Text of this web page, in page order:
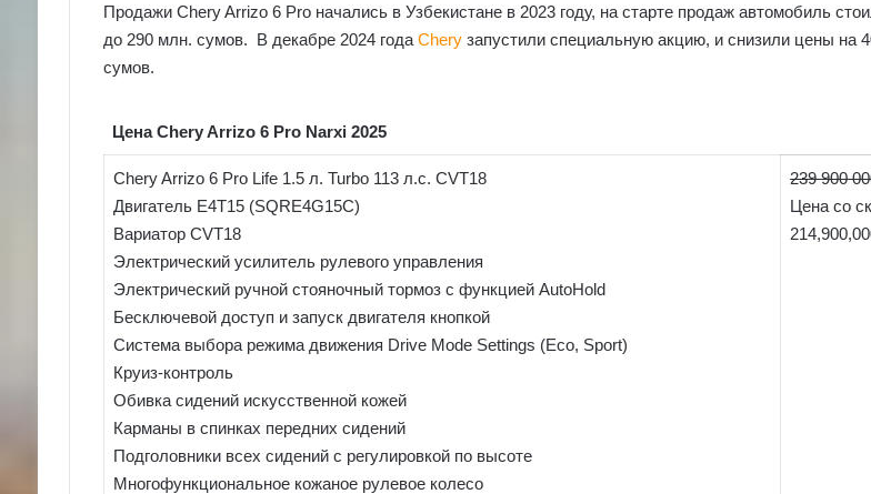
Продажи Chery Arrizo 6 Pro начались в Узбекистане в 2023 году, на старте продаж автомобиль
до 290 млн. сумов. В декабре 2024 года Cheryзапустили специальную акцию, и снизили цены на
сумов.
Цена Chery Arrizo 6 Pro Narxi 2025
Chery Arrizo 6 Pro Life 1.5 л. Turbo 113 л.с. CVT18
Двигатель E4T15 (SQRE4G15C)
Вариатор CVT18
Электрический усилитель рулевого управления
Электрический ручной стояночный тормоз с функцией AutoHold
Бесключевой доступ и запуск двигателя кнопкой
Система выбора режима движения Drive Mode Settings (Eco, Sport)
Круиз-контроль
Обивка сидений искусственной кожей
Карманы в спинках передних сидений
Подголовники всех сидений с регулировкой по высоте
Многофункциональное кожаное рулевое колесо
239 900
Цена со